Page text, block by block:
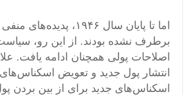
اما تا پایان سال ۱۹۴۶،
برطرف نشده بودند. از این رو،
اصلاحات پولی همچنان ادامه یافت.
انتشار پول جدید و تعویض
اسکناس‌های جدید برای از بین بردن